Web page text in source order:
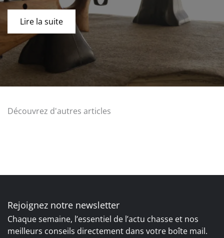
Lire la suite
Découvrez d'autres articles
Rejoignez notre newsletter
Chaque semaine, l’essentiel de l’actu chasse et nos
meilleurs conseils directement dans votre boîte mail.